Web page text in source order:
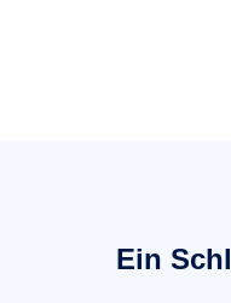
Ein